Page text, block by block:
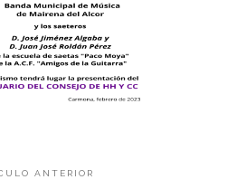
ANTERIOR